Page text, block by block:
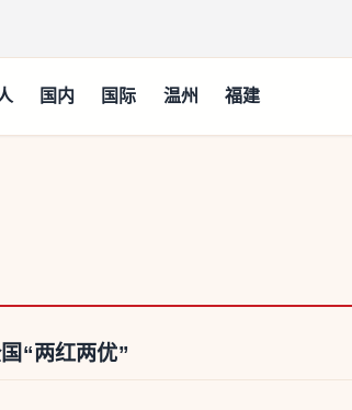
国内 国际 温州 福建
“两红两优”